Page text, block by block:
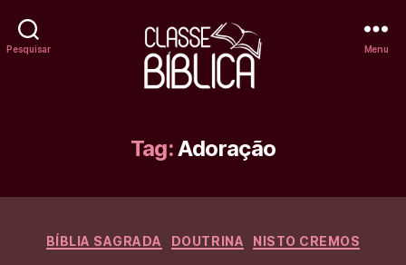
Pesquisar
Online
Menu
Tag:Adoração
Categorias
BÍBLIA SAGRADA DOUTRINA NISTO CREMOS